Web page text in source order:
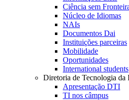
Ciência sem
Núcleo de Idiomas
NAIs
Documentos Dai
Instituições parceiras
Mobilidade
Oportunidades
International students
Diretoria de Tecnologia da
Apresentação DTI
TI nos câmpus